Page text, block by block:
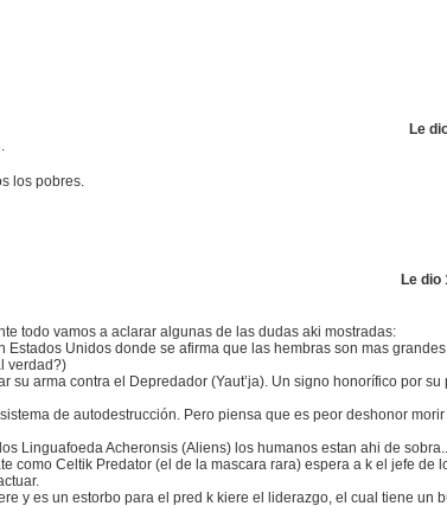
Le
los pobres.
Le dio
todo vamos a aclarar algunas de las dudas aki mostradas:
Unidos donde se afirma que las hembras son mas
verdad?)
arma contra el Depredador (Yaut’ja). Un signo honorífico por su
de autodestrucción. Pero piensa que es peor deshonor
Linguafoeda Acheronsis (Aliens) los humanos estan ahi de
como Celtik Predator (el de la mascara rara) espera a k el jefe de
y es un estorbo para el pred k kiere el liderazgo, el cual tiene un